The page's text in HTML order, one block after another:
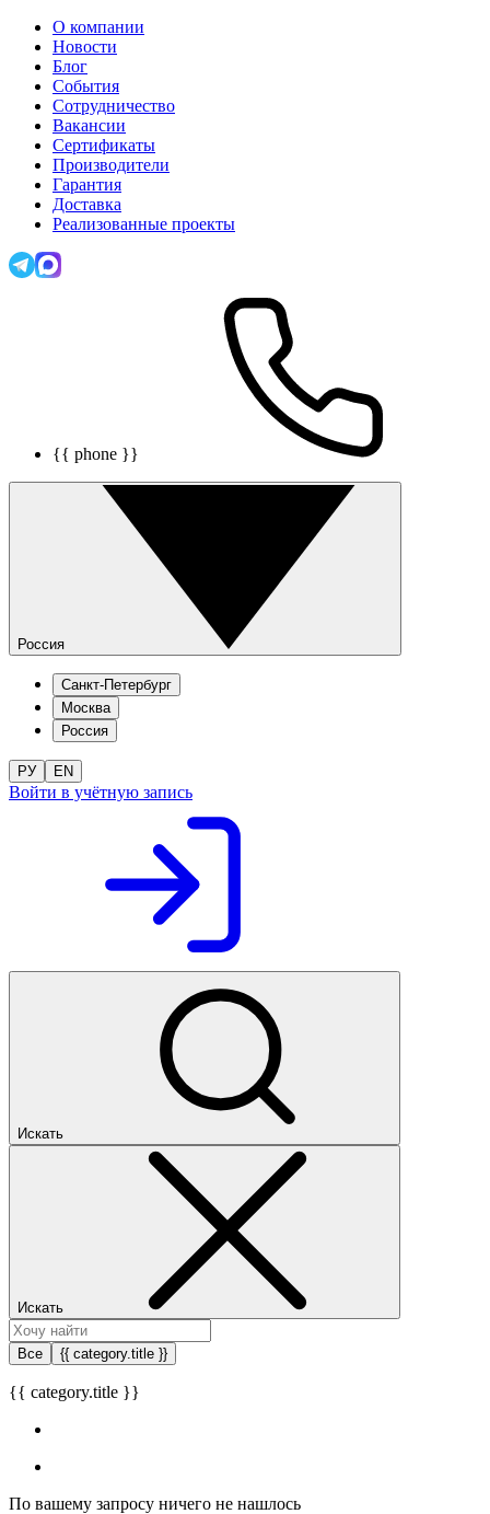
О компании
Новости
Блог
События
Сотрудничество
Вакансии
Сертификаты
Производители
Гарантия
Доставка
Реализованные проекты
{{ phone }}
Россия
Санкт-Петербург
Москва
Россия
РУ EN
Войти в учётную запись
Искать
Искать
Все {{ category.title }}
{{ category.title }}
По вашему запросу ничего не нашлось